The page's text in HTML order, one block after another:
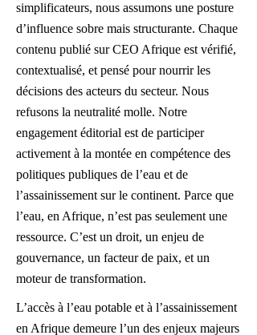
simplificateurs, nous assumons une posture
d’influence sobre mais structurante. Chaque
contenu publié sur CEO Afrique est vérifié,
contextualisé, et pensé pour nourrir les
décisions des acteurs du secteur. Nous
refusons la neutralité molle. Notre
engagement éditorial est de participer
activement à la montée en compétence des
politiques publiques de l’eau et de
l’assainissement sur le continent. Parce que
l’eau, en Afrique, n’est pas seulement une
ressource. C’est un droit, un enjeu de
gouvernance, un facteur de paix, et un
moteur de transformation.
L’accès à l’eau potable et à l’assainissement
en Afrique demeure l’un des enjeux majeurs